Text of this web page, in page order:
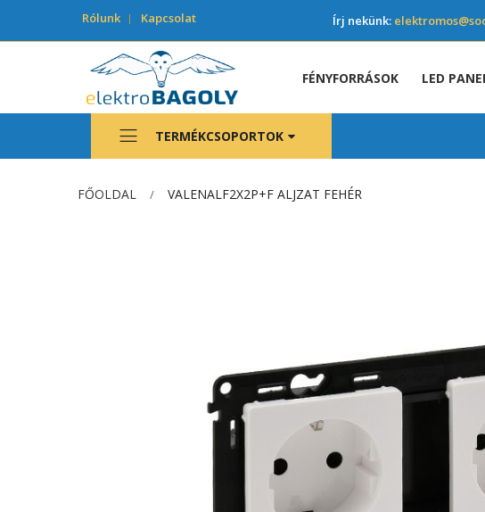
Rólunk Kapcsolat Írj nekünk:
FÉNYFORRÁSOK LED
TERMÉKCSOPORTOK
FŐOLDAL VALENALF2X2P+F ALJZAT FEHÉR